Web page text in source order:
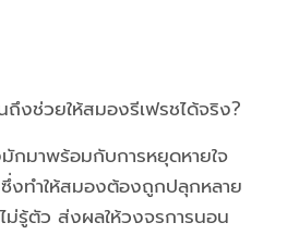
ถึงช่วยให้สมองรีเฟรชได้จริง?
กมาพร้อมกับการหยุดหายใจ
ทำให้สมองต้องถูกปลุกหลาย
ม่รู้ตัว ส่งผลให้วงจรการนอน